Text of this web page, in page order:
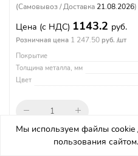
(Самовывоз / Доставка 21.08.2026)
Цена (с НДС) 1143.2 руб.
Розничная цена 1 247.50 руб. /шт
Покрытие
Толщина металла, мм
Цвет
В
Мы используем файлы cookie
пользования сайтом.